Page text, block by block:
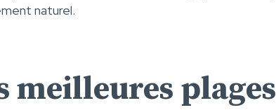
naturel.
plages